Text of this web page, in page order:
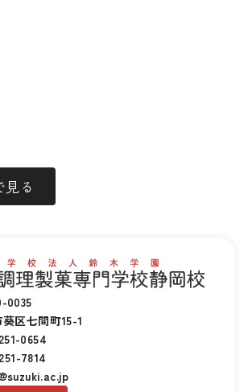
見る
0035
区七間町15-1
0654
7814